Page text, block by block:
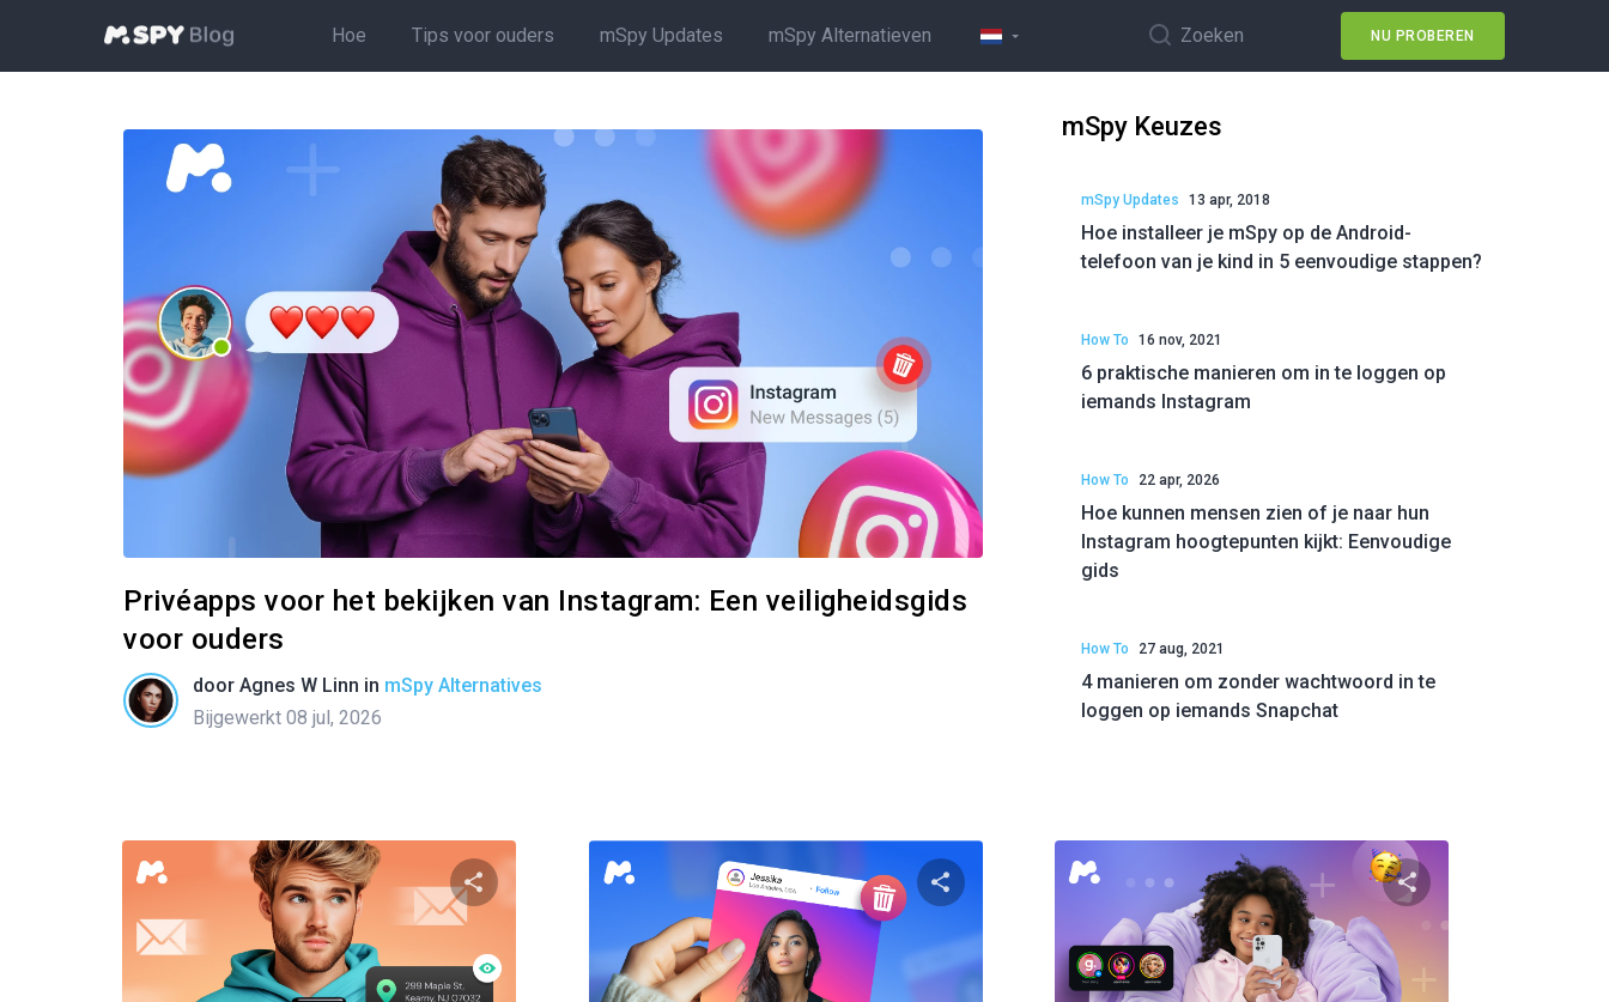
Hoe Tips voor ouders mSpy Updates mSpy Alternatieven Zoeken NU PROBEREN
Privéapps voor het bekijken van Instagram: Een veiligheidsgids
voor ouders
door Agnes W Linn in mSpy Alternatives
Bijgewerkt 08 jul, 2026
mSpy Keuzes
mSpy Updates 13 apr, 2018
Hoe installeer je mSpy op de Android-
telefoon van je kind in 5 eenvoudige stappen?
How To 16 nov, 2021
6 praktische manieren om in te loggen op
iemands Instagram
How To 22 apr, 2026
Hoe kunnen mensen zien of je naar hun
Instagram hoogtepunten kijkt: Eenvoudige
gids
How To 27 aug, 2021
4 manieren om zonder wachtwoord in te
loggen op iemands Snapchat
Partager Partager